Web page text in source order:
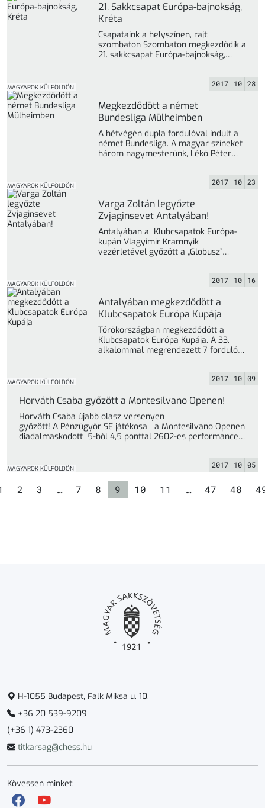
21. Sakkcsapat Európa-bajnokság,
Kréta
Csapataink a helyszínen, rajt:
szombaton Szombaton megkezdődik a
21. sakkcsapat Európa-bajnokság,
2017 10 28
MAGYAROK KÜLFÖLDÖN
Megkezdődött a német
Bundesliga Mülheimben
A hétvégén dupla fordulóval indult a
német Bundesliga. A magyar színeket
három nagymesterünk, Lékó Péter
2017 10 23
MAGYAROK KÜLFÖLDÖN
Varga Zoltán legyőzte
Zvjaginsevet Antalyában!
Antalyában a Klubcsapatok Európa-
kupán Vlagyimir Kramnyik
vezérletével győzött a „Globusz”
költségek miatt) nem vettek részt ... »
2017 10 16
MAGYAROK KÜLFÖLDÖN
Antalyában megkezdődött a
Klubcsapatok Európa Kupája
Törökországban megkezdődött a
Klubcsapatok Európa Kupája. A 33.
alkalommal megrendezett 7 fordulós
2017 10 09
MAGYAROK KÜLFÖLDÖN
Horváth Csaba győzött a Montesilvano Openen!
Horváth Csaba újabb olasz versenyen
győzött! A Pénzügyőr SE játékosa a Montesilvano Openen
diadalmaskodott 5-ből 4,5 ponttal 2602-es performance
2017 10 05
MAGYAROK KÜLFÖLDÖN
Oldal
2 Oldal
3 … Oldal
7 Oldal
8 Oldal
9 Oldal
10 Oldal
11 … Oldal
47 Oldal
48
H-1055 Budapest, Falk Miksa u. 10.
+36 20 539-9209
(+36 1) 473-2360
titkarsag@chess.hu
Kövessen minket: